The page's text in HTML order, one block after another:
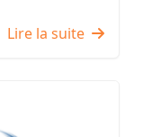
Lire la suite